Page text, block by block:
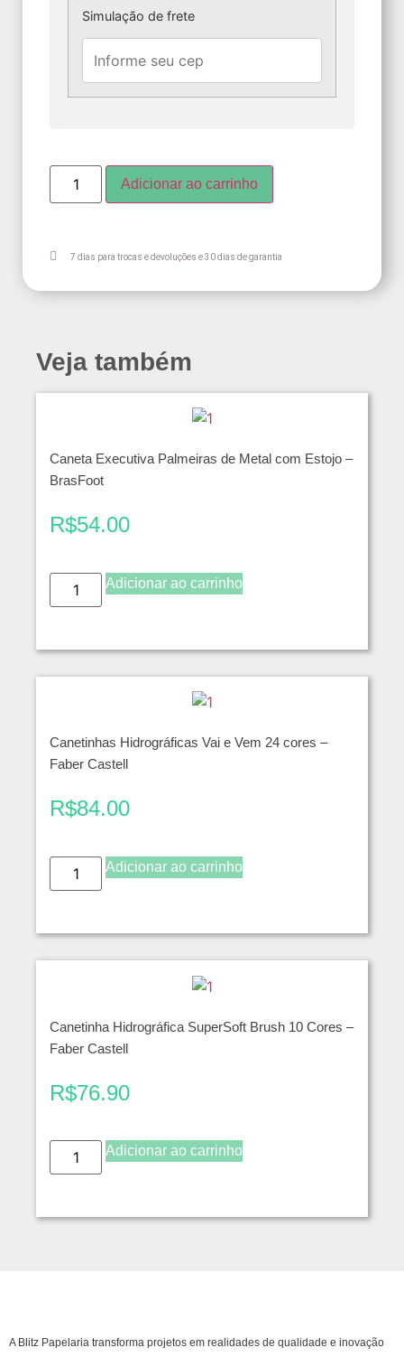
Simulação de frete
Adicionar ao carrinho
7 dias para trocas e devoluções e 30 dias de garantia
Veja também
Caneta Executiva Palmeiras de Metal com Estojo –
BrasFoot
R$54.00
Adicionar ao carrinho
Canetinhas Hidrográficas Vai e Vem 24 cores –
Faber Castell
R$84.00
Adicionar ao carrinho
Canetinha Hidrográfica SuperSoft Brush 10 Cores –
Faber Castell
R$76.90
Adicionar ao carrinho
A Blitz Papelaria transforma projetos em realidades de qualidade e inovação